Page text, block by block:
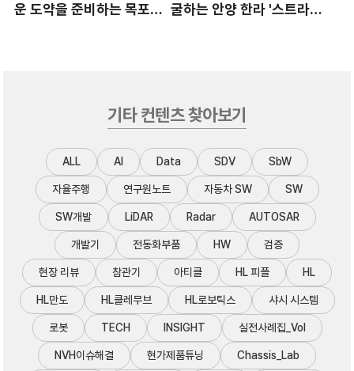
운 도약을 준비하는 목포신 굴하는 안양 한라 '스트라이
기타 컨텐츠 찾아보기
ALL AI Data SDV SbW
자율주행 연구원노트 자동차 SW SW
SW개발 LiDAR Radar AUTOSAR
개발기 전동화부품 HW 검증
현장 리뷰 참관기 아티클 HL 피플 HL
HL만도 HL클레무브 HL로보틱스 샤시 시스템
로봇 TECH INSIGHT 실전사례집_Vol
NVH이슈해결 현가제품튜닝 Chassis_Lab